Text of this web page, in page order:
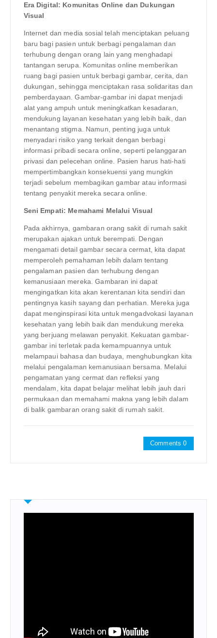
Era Digital: Komunitas Online dan Dukungan
Visual
Internet dan media sosial telah menciptakan peluang
baru bagi pasien untuk berbagi pengalaman dan
terhubung dengan orang lain yang menghadapi
tantangan serupa. Komunitas online memberikan
ruang bagi pasien untuk berbagi gambar, cerita, dan
dukungan, sehingga menciptakan rasa solidaritas dan
pemberdayaan. Gambar-gambar ini dapat menjadi
alat yang ampuh untuk meningkatkan kesadaran,
mendukung layanan kesehatan yang lebih baik, dan
menantang stigma. Namun, penting juga untuk
menyadari risiko yang terkait dengan berbagi
informasi pribadi secara online, seperti pelanggaran
privasi dan pelecehan online. Pasien harus hati-hati
mempertimbangkan konsekuensi yang mungkin
terjadi sebelum membagikan gambar atau informasi
tentang penyakit mereka secara online.
Seni Empati: Memahami Melalui Visual
Pada akhirnya, gambaran orang sakit di rumah sakit
merupakan ajakan untuk berempati. Dengan
mengamati detail gambar secara cermat, kita dapat
memperoleh pemahaman lebih dalam tentang
pengalaman pasien dan terhubung dengan
kemanusiaan mereka. Gambaran ini dapat
mengingatkan kita akan kerentanan kita sendiri dan
pentingnya kasih sayang dan perhatian. Mereka juga
dapat menginspirasi kita untuk mengadvokasi layanan
kesehatan yang lebih baik dan mendukung mereka
yang berjuang melawan penyakit. Kekuatan gambar-
gambar ini terletak pada kemampuannya untuk
melampaui bahasa dan budaya, menghubungkan kita
melalui pengalaman kemanusiaan bersama. Melalui
pengamatan yang cermat dan refleksi yang
mendalam, kita dapat belajar melihat lebih jauh dari
permukaan dan memahami makna yang lebih dalam
di balik gambaran orang sakit di rumah sakit.
Comments 0